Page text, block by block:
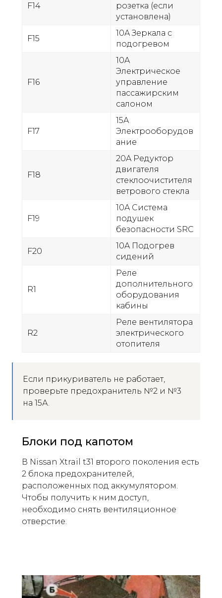
F14
розетка (если
установлена)
F15
10A Зеркала с
подогревом
F16
10A
Электрическое
управление
пассажирским
салоном
F17
15A
Электрооборудов
ание
F18
20A Редуктор
двигателя
стеклоочистителя
ветрового стекла
F19
10A Система
подушек
безопасности SRC
F20
10A Подогрев
сидений
R1
Реле
дополнительного
оборудования
кабины
R2
Реле вентилятора
электрического
отопителя
Если прикуриватель не работает,
проверьте предохранитель №2 и №3
на 15А.
Блоки под капотом
В Nissan Xtrail t31 второго поколения есть
2 блока предохранителей,
расположенных под аккумулятором.
Чтобы получить к ним доступ,
необходимо снять вентиляционное
отверстие.